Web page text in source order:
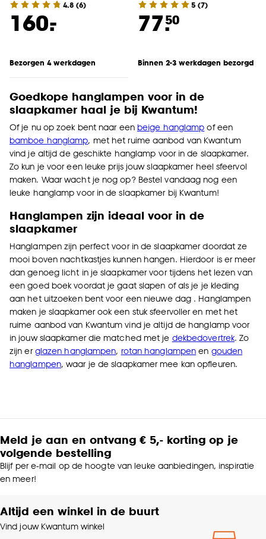
4.8 (6)
160.
-
Bezorgen 4 werkdagen
5 (7)
77.50
Binnen 2-3 werkdagen bezorgd
Goedkope hanglampen voor in de
slaapkamer haal je bij Kwantum!
Of je nu op zoek bent naar een beige hanglamp of een
bamboe hanglamp, met het ruime aanbod van Kwantum
vind je altijd de geschikte hanglamp voor in de slaapkamer.
Zo kun je voor een leuke prijs jouw slaapkamer heel sfeervol
maken. Waar wacht je nog op? Bestel vandaag nog een
leuke hanglamp voor in de slaapkamer bij Kwantum!
Hanglampen zijn ideaal voor in de
slaapkamer
Hanglampen zijn perfect voor in de slaapkamer doordat ze
mooi boven nachtkastjes kunnen hangen. Hierdoor is er meer
dan genoeg licht in je slaapkamer voor tijdens het lezen van
een goed boek voordat je gaat slapen of als je je kleding
aan het uitzoeken bent voor een nieuwe dag . Hanglampen
maken je slaapkamer ook een stuk sfeervoller en met het
ruime aanbod van Kwantum vind je altijd de hanglamp voor
in jouw slaapkamer die matched met je dekbedovertrek. Zo
zijn erglazen hanglampen, rotan hanglampen en gouden
hanglampen, waar je de slaapkamer mee kan opfleuren.
Meld je aan en ontvang € 5,- korting op je
volgende bestelling
Blijf per e-mail op de hoogte van leuke aanbiedingen, inspiratie
en meer!
Altijd een winkel in de buurt
Vind jouw Kwantum winkel